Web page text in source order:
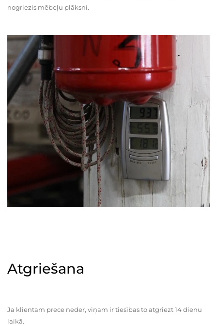
nogriezis mēbeļu plāksni.
Atgriešana
Ja klientam prece neder, viņam ir tiesības to atgriezt 14 dienu
laikā.